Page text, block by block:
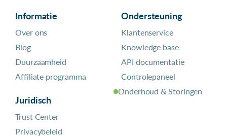
Informatie
Over ons
Blog
Duurzaamheid
Affiliate programma
Juridisch
Trust Center
Privacybeleid
Ondersteuning
Klantenservice
Knowledge base
API documentatie
Controlepaneel
Onderhoud & Storingen